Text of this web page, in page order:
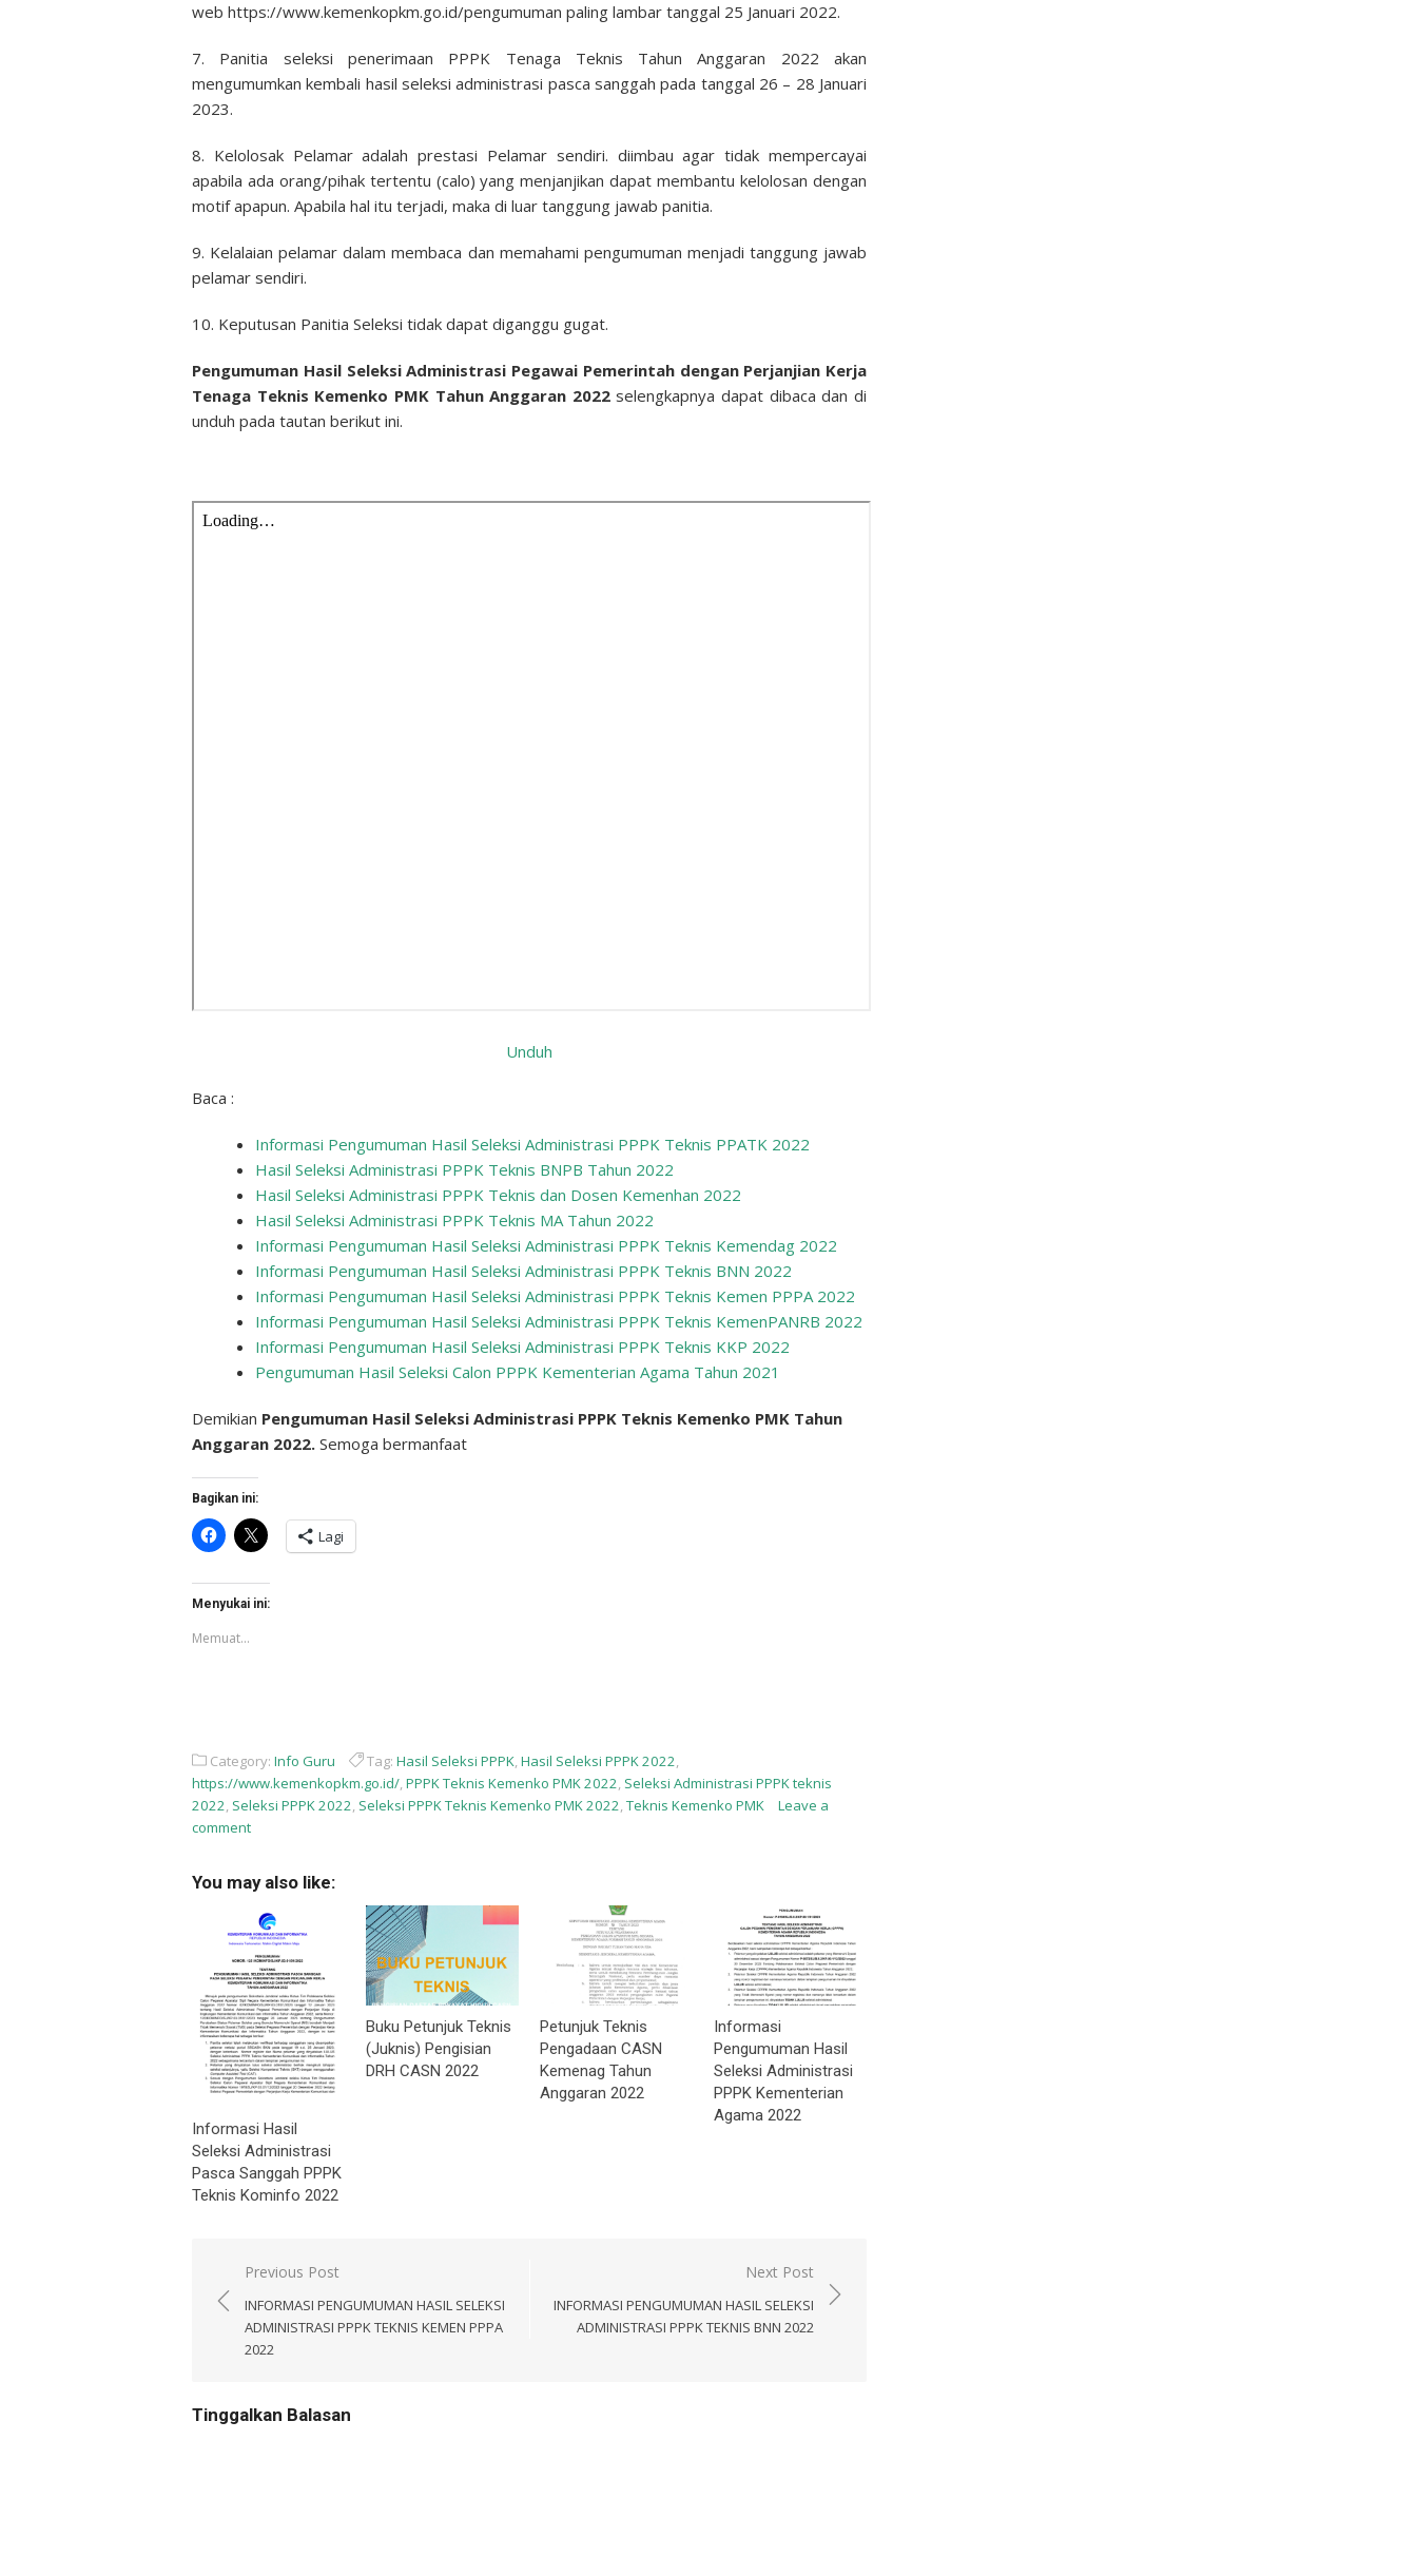
web https://www.kemenkopkm.go.id/pengumuman paling lambar tanggal 25 Januari 2022.
7. Panitia seleksi penerimaan PPPK Tenaga Teknis Tahun Anggaran 2022 akan
mengumumkan kembali hasil seleksi administrasi pasca sanggah pada tanggal 26 – 28 Januari
2023.
8. Kelolosak Pelamar adalah prestasi Pelamar sendiri. diimbau agar tidak mempercayai
apabila ada orang/pihak tertentu (calo) yang menjanjikan dapat membantu kelolosan dengan
motif apapun. Apabila hal itu terjadi, maka di luar tanggung jawab panitia.
9. Kelalaian pelamar dalam membaca dan memahami pengumuman menjadi tanggung jawab
pelamar sendiri.
10. Keputusan Panitia Seleksi tidak dapat diganggu gugat.
Pengumuman Hasil Seleksi Administrasi Pegawai Pemerintah dengan Perjanjian Kerja
Tenaga Teknis Kemenko PMK Tahun Anggaran 2022selengkapnya dapat dibaca dan di
unduh pada tautan berikut ini.
Unduh
Baca :
Informasi Pengumuman Hasil Seleksi Administrasi PPPK Teknis PPATK 2022
Hasil Seleksi Administrasi PPPK Teknis BNPB Tahun 2022
Hasil Seleksi Administrasi PPPK Teknis dan Dosen Kemenhan 2022
Hasil Seleksi Administrasi PPPK Teknis MA Tahun 2022
Informasi Pengumuman Hasil Seleksi Administrasi PPPK Teknis Kemendag 2022
Informasi Pengumuman Hasil Seleksi Administrasi PPPK Teknis BNN 2022
Informasi Pengumuman Hasil Seleksi Administrasi PPPK Teknis Kemen PPPA 2022
Informasi Pengumuman Hasil Seleksi Administrasi PPPK Teknis KemenPANRB 2022
Informasi Pengumuman Hasil Seleksi Administrasi PPPK Teknis KKP 2022
Pengumuman Hasil Seleksi Calon PPPK Kementerian Agama Tahun 2021
Demikian Pengumuman Hasil Seleksi Administrasi PPPK Teknis Kemenko PMK Tahun
Anggaran 2022. Semoga bermanfaat
Bagikan ini:
Klik
untuk
membagikan
Facebook(Membuka
di
jendela
baru)
Klik
untuk
berbagi
X(Membuka
di
jendela
Lagi
Menyukai ini:
Memuat...
Category: Info Guru Tag:Hasil Seleksi PPPK,Hasil Seleksi PPPK 2022,
https://www.kemenkopkm.go.id/,PPPK Teknis Kemenko PMK 2022, Seleksi Administrasi PPPK teknis
2022, Seleksi PPPK 2022, Seleksi PPPK Teknis Kemenko PMK 2022,Teknis Kemenko PMK
Leave a
comment
You may also like:
Informasi Hasil
Seleksi Administrasi
Pasca Sanggah PPPK
Teknis Kominfo 2022
Buku Petunjuk Teknis
(Juknis) Pengisian
DRH CASN 2022
Petunjuk Teknis
Pengadaan CASN
Kemenag Tahun
Anggaran 2022
Informasi
Pengumuman Hasil
Seleksi Administrasi
PPPK Kementerian
Agama 2022
Navigasi
pos
Previous Post
INFORMASI PENGUMUMAN HASIL SELEKSI
ADMINISTRASI PPPK TEKNIS KEMEN PPPA
2022
Next Post
INFORMASI PENGUMUMAN HASIL SELEKSI
ADMINISTRASI PPPK TEKNIS BNN 2022
Tinggalkan Balasan